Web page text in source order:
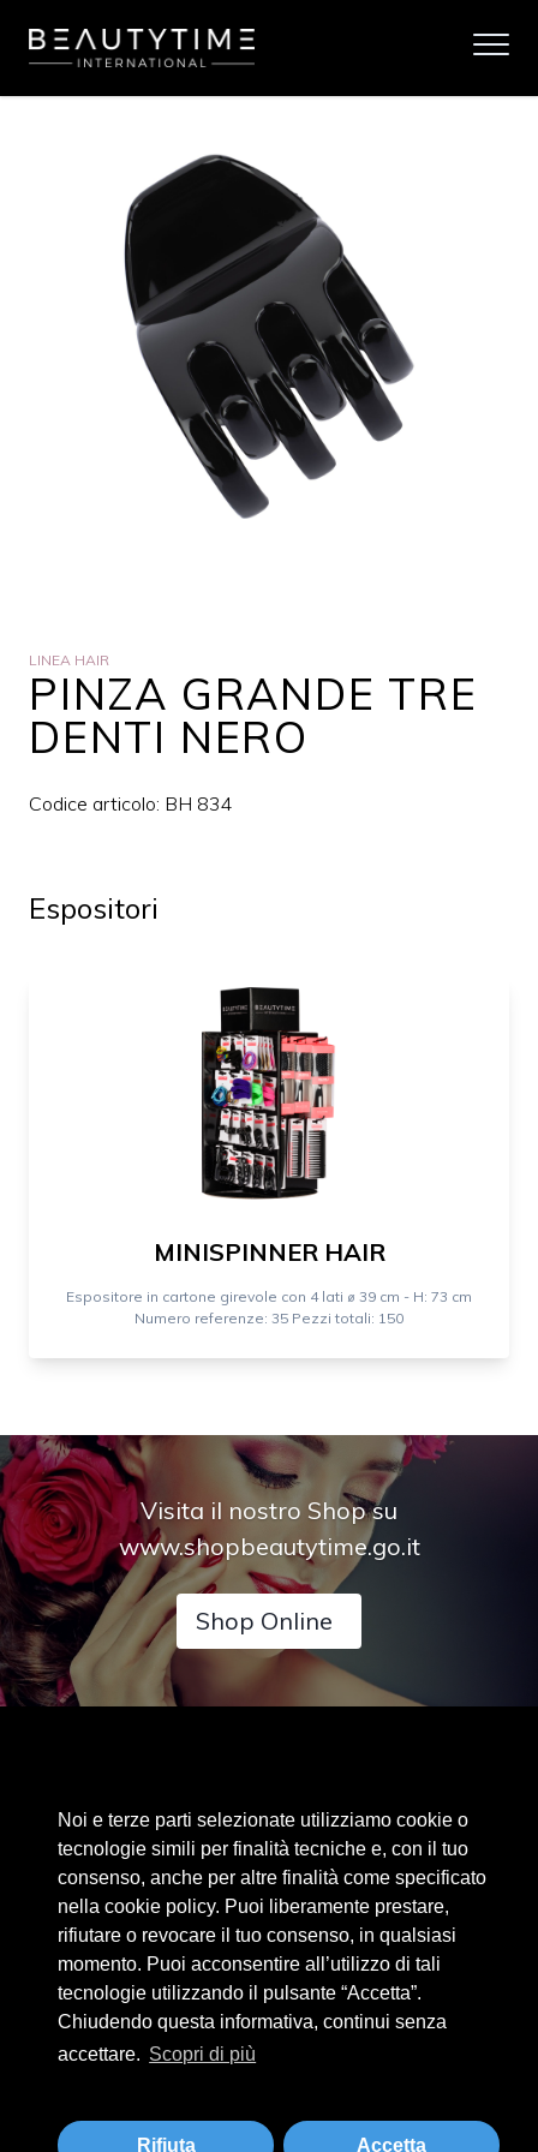
Noi e terze parti selezionate utilizziamo cookie o
tecnologie simili per finalità tecniche e, con il tuo
consenso, anche per altre finalità come specificato
nella cookie policy. Puoi liberamente prestare,
rifiutare o revocare il tuo consenso, in qualsiasi
momento. Puoi acconsentire all’utilizzo di tali
tecnologie utilizzando il pulsante “Accetta”.
Chiudendo questa informativa, continui senza
accettare. Scopri di più
Rifiuta Accetta
LINEA HAIR
PINZA GRANDE TRE
DENTI NERO
Codice articolo: BH 834
Espositori
MINISPINNER HAIR
Espositore in cartone girevole con 4 lati ⌀ 39 cm - H: 73 cm
Numero referenze: 35 Pezzi totali: 150
Visita il nostro Shop su
www.shopbeautytime.go.it
Shop Online
Cookie Policy
Privacy Policy
Privacy Clienti / Fornitori
BEAUTYTIME INTERNATIONAL S.R.L.
UNIPERSONALE
beautytime@beautytime.go.it